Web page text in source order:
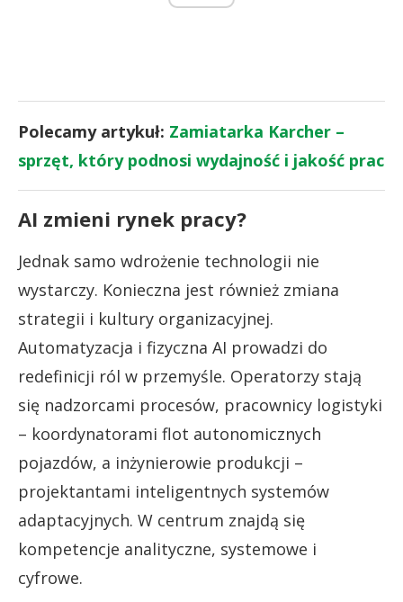
Polecamy artykuł: Zamiatarka Karcher –
sprzęt, który podnosi wydajność i jakość prac
AI zmieni rynek pracy?
Jednak samo wdrożenie technologii nie
wystarczy. Konieczna jest również zmiana
strategii i kultury organizacyjnej.
Automatyzacja i fizyczna AI prowadzi do
redefinicji ról w przemyśle. Operatorzy stają
się nadzorcami procesów, pracownicy logistyki
– koordynatorami flot autonomicznych
pojazdów, a inżynierowie produkcji –
projektantami inteligentnych systemów
adaptacyjnych. W centrum znajdą się
kompetencje analityczne, systemowe i
cyfrowe.